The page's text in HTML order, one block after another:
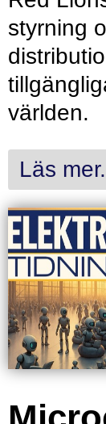
styrning
världen.
Läs